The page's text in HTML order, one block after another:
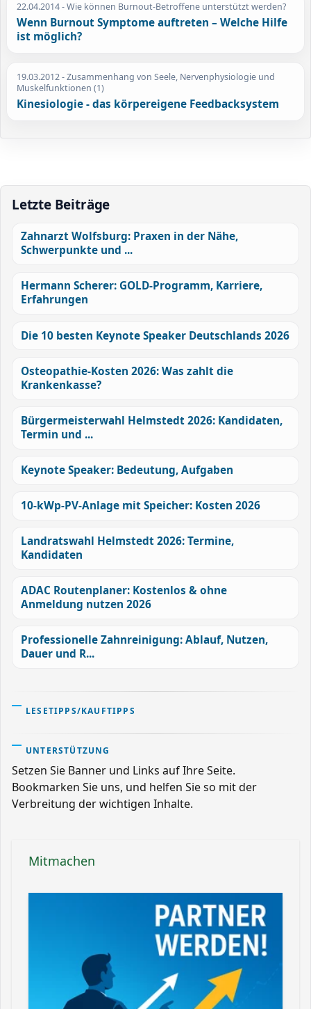
22.04.2014- Wie können Burnout-Betroffene unterstützt werden?
Wenn Burnout Symptome auftreten – Welche Hilfe
ist möglich?
19.03.2012- Zusammenhang von Seele, Nervenphysiologie und
Muskelfunktionen (1)
Kinesiologie - das körpereigene Feedbacksystem
Letzte Beiträge
Zahnarzt Wolfsburg: Praxen in der Nähe,
Schwerpunkte und ...
Hermann Scherer: GOLD-Programm, Karriere,
Erfahrungen
Die 10 besten Keynote Speaker Deutschlands 2026
Osteopathie-Kosten 2026: Was zahlt die
Krankenkasse?
Bürgermeisterwahl Helmstedt 2026: Kandidaten,
Termin und ...
Keynote Speaker: Bedeutung, Aufgaben
10-kWp-PV-Anlage mit Speicher: Kosten 2026
Landratswahl Helmstedt 2026: Termine,
Kandidaten
ADAC Routenplaner: Kostenlos & ohne
Anmeldung nutzen 2026
Professionelle Zahnreinigung: Ablauf, Nutzen,
Dauer und R...
LESETIPPS/KAUFTIPPS
UNTERSTÜTZUNG
Setzen Sie Banner und Links auf Ihre Seite.
Bookmarken Sie uns, und helfen Sie so mit der
Verbreitung der wichtigen Inhalte.
Mitmachen